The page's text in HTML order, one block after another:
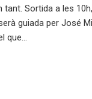
Sortida a les
guiada per José
que…